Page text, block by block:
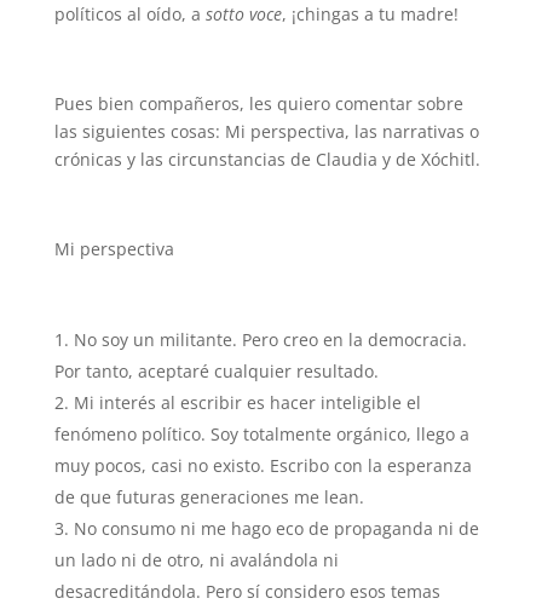
políticos al oído, a sotto voce, ¡chingas a tu madre!
Pues bien compañeros, les quiero comentar sobre
las siguientes cosas: Mi perspectiva, las narrativas o
crónicas y las circunstancias de Claudia y de Xóchitl.
Mi perspectiva
No soy un militante. Pero creo en la democracia.
Por tanto, aceptaré cualquier resultado.
Mi interés al escribir es hacer inteligible el
fenómeno político. Soy totalmente orgánico, llego a
muy pocos, casi no existo. Escribo con la esperanza
de que futuras generaciones me lean.
No consumo ni me hago eco de propaganda ni de
un lado ni de otro, ni avalándola ni
desacreditándola. Pero sí considero esos temas